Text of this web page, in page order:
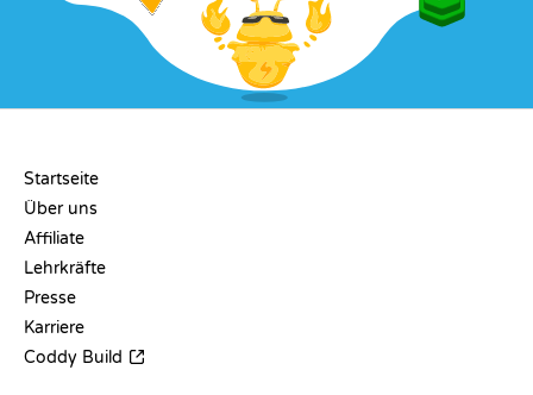
Startseite
Über uns
Affiliate
Lehrkräfte
Presse
Karriere
Coddy Build